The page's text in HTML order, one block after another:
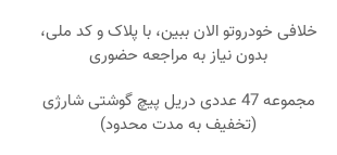
خلافی خودروتو الان ببین، با پلاک و کد ملی،
بدون نیاز به مراجعه حضوری
مجموعه 47 عددی دریل پیچ گوشتی شارژی
(تخفیف به مدت محدود)